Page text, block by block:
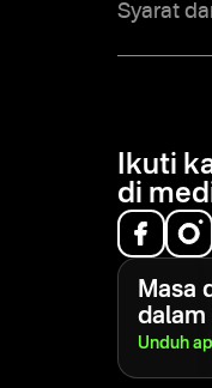
Syarat
Ikuti
di
Masa
dalam
Unduh